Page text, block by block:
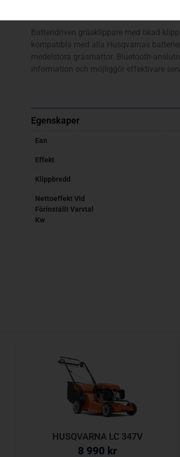
Batteridriven gräsklippare med ökad
kompatibla med alla Husqvarnas
medelstora gräsmattor. Bluetooth-
information och möjliggör effektivare
Egenskaper
Ean
Effekt
Klippbredd
Nettoeffekt Vid
Förinställt Varvtal
Kw
HUSQVARNA LC 347V
8 990 kr